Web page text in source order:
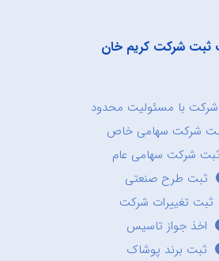
ثبت شرکت کریم خان
با مسئولیت محدود
شرکت سهامی خاص
ثبت شرکت سهامی عام
ثبت طرح صنعتی
ثبت تغییرات شرکت
اخذ جواز تاسیس
ثبت برند پوشاک